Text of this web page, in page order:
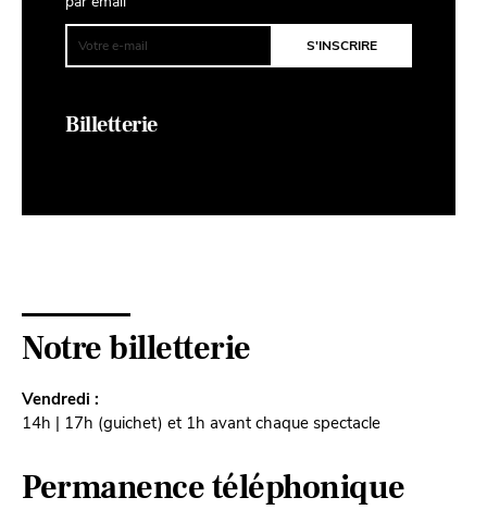
Billetterie
Notre billetterie
Vendredi :
14h | 17h (guichet) et 1h avant chaque spectacle
Permanence téléphonique